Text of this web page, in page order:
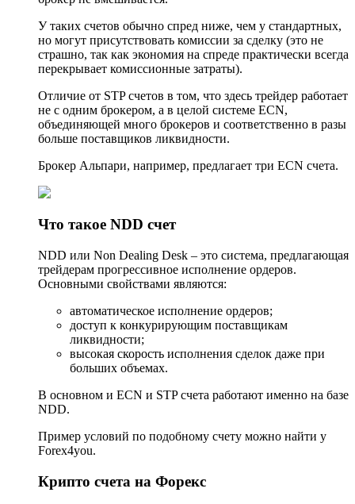
У таких счетов обычно спред ниже, чем у стандартных,
но могут присутствовать комиссии за сделку (это не
страшно, так как экономия на спреде практически всегда
перекрывает комиссионные затраты).
Отличие от STP счетов в том, что здесь трейдер работает
не с одним брокером, а в целой системе ECN,
объединяющей много брокеров и соответственно в разы
больше поставщиков ликвидности.
Брокер Альпари, например, предлагает три ECN счета.
Что такое NDD счет
NDD или Non Dealing Desk – это система, предлагающая
трейдерам прогрессивное исполнение ордеров.
Основными свойствами являются:
автоматическое исполнение ордеров;
доступ к конкурирующим поставщикам
ликвидности;
высокая скорость исполнения сделок даже при
больших объемах.
В основном и ECN и STP счета работают именно на базе
NDD.
Пример условий по подобному счету можно найти у
Forex4you.
Крипто счета на Форекс